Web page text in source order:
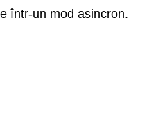
într-un mod asincron.